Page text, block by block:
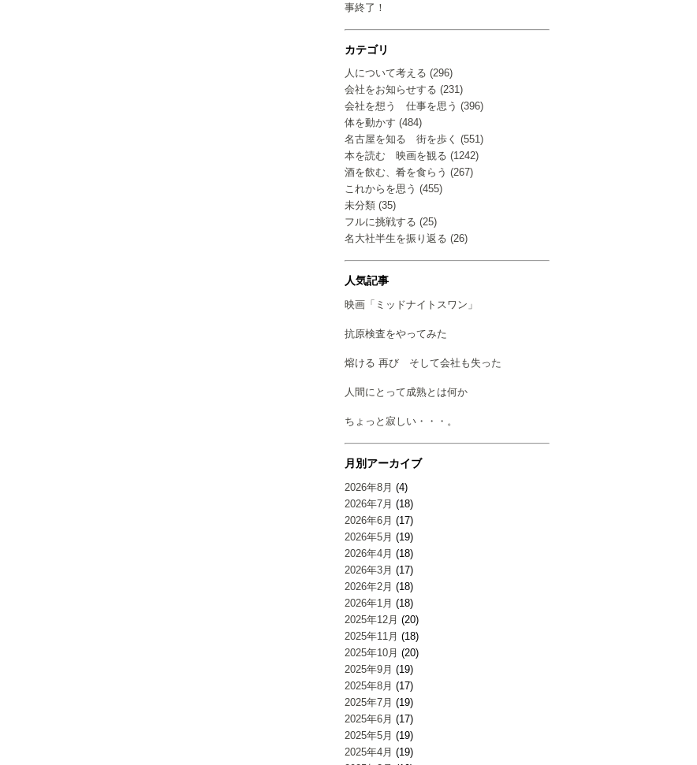
事終了！
カテゴリ
人について考える (296)
会社をお知らせする (231)
会社を想う 仕事を思う (396)
体を動かす (484)
名古屋を知る 街を歩く (551)
本を読む 映画を観る (1242)
酒を飲む、肴を食らう (267)
これからを思う (455)
未分類 (35)
フルに挑戦する (25)
名大社半生を振り返る (26)
人気記事
映画「ミッドナイトスワン」
抗原検査をやってみた
熔ける 再び そして会社も失った
人間にとって成熟とは何か
ちょっと寂しい・・・。
月別アーカイブ
2026年8月 (4)
2026年7月 (18)
2026年6月 (17)
2026年5月 (19)
2026年4月 (18)
2026年3月 (17)
2026年2月 (18)
2026年1月 (18)
2025年12月 (20)
2025年11月 (18)
2025年10月 (20)
2025年9月 (19)
2025年8月 (17)
2025年7月 (19)
2025年6月 (17)
2025年5月 (19)
2025年4月 (19)